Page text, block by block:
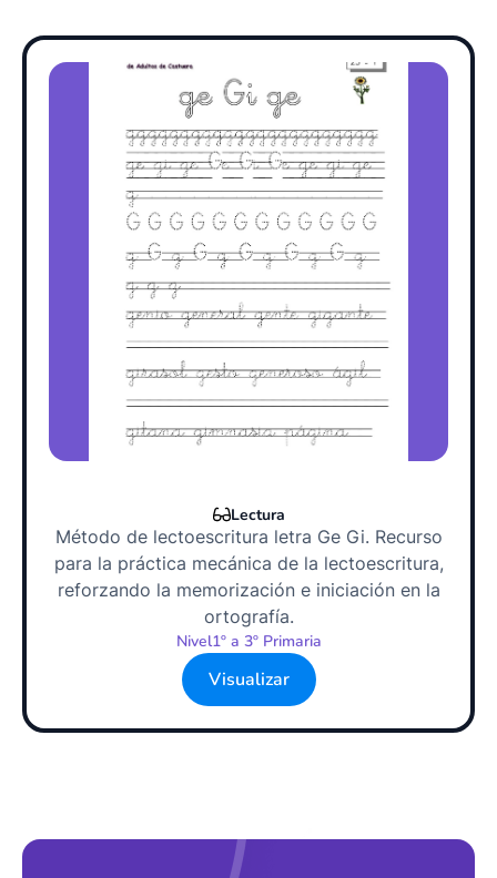
Lectura
Método de lectoescritura letra Ge Gi. Recurso
para la práctica mecánica de la lectoescritura,
reforzando la memorización e iniciación en la
ortografía.
Nivel1º a 3º Primaria
Visualizar